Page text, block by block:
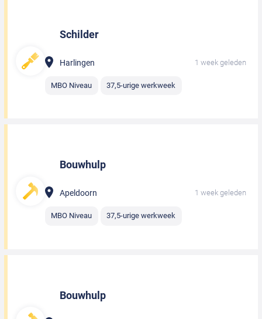
Schilder
Harlingen 1 week geleden
MBO Niveau 37,5-urige werkweek
Bouwhulp
Apeldoorn 1 week geleden
MBO Niveau 37,5-urige werkweek
Bouwhulp